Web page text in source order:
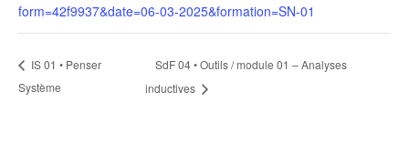
form=42f9937&date=06-03-2025&formation=SN-01
IS 01 • Penser
Système
SdF 04 • Outils / module 01 – Analyses
inductives